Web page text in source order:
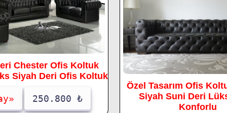
Chester Ofis Koltuk
Siyah Deri Ofis Koltuk
250.800 ₺
Özel Tasarım Ofis
Siyah Suni Deri
Konforlu